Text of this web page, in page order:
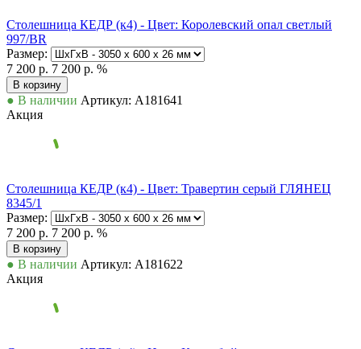
Столешница КЕДР (к4) - Цвет: Королевский опал светлый
997/BR
Размер:
7 200 р. 7 200 р. %
В корзину
● В наличии Артикул: А181641
Акция
Столешница КЕДР (к4) - Цвет: Травертин серый ГЛЯНЕЦ
8345/1
Размер:
7 200 р. 7 200 р. %
В корзину
● В наличии Артикул: А181622
Акция